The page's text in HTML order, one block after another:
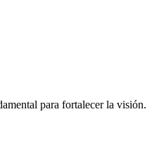
para fortalecer la visión.